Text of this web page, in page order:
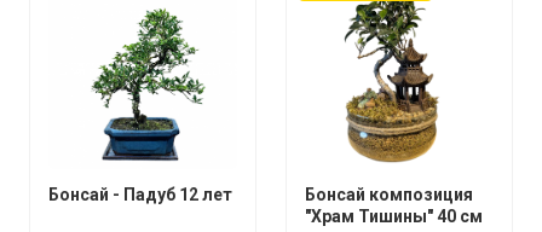
Бонсай - Падуб 12 лет
Бонсай композиция
"Храм Тишины" 40 см